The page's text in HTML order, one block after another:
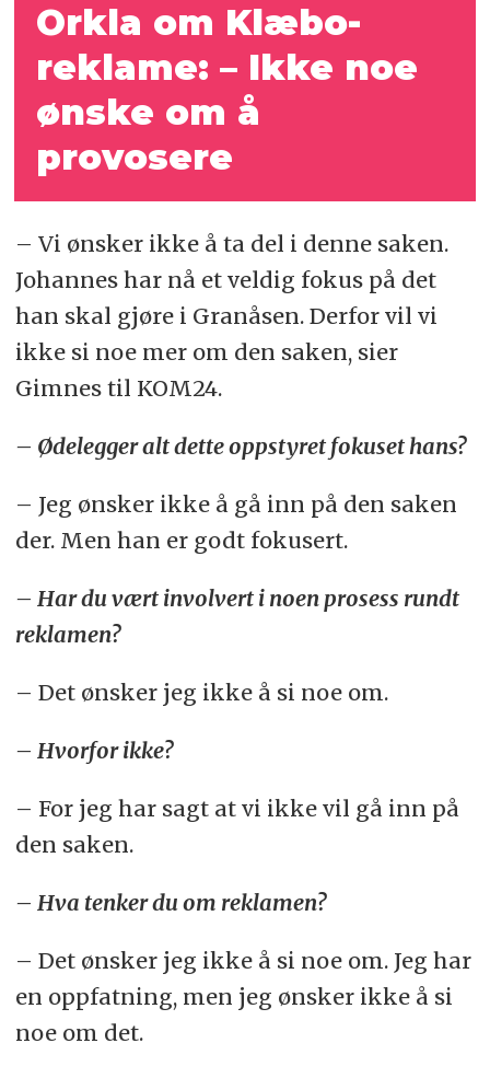
Orkla om Klæbo-
reklame: – Ikke noe
ønske om å
provosere
– Vi ønsker ikke å ta del i denne saken.
Johannes har nå et veldig fokus på det
han skal gjøre i Granåsen. Derfor vil vi
ikke si noe mer om den saken, sier
Gimnes til KOM24.
– Ødelegger alt dette oppstyret fokuset hans?
– Jeg ønsker ikke å gå inn på den saken
der. Men han er godt fokusert.
– Har du vært involvert i noen prosess rundt
reklamen?
– Det ønsker jeg ikke å si noe om.
– Hvorfor ikke?
– For jeg har sagt at vi ikke vil gå inn på
den saken.
– Hva tenker du om reklamen?
– Det ønsker jeg ikke å si noe om. Jeg har
en oppfatning, men jeg ønsker ikke å si
noe om det.